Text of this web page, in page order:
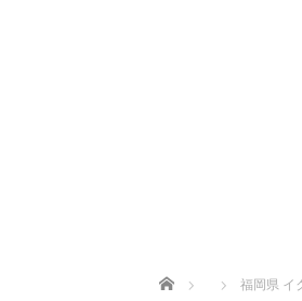
ホーム 福岡県 イ